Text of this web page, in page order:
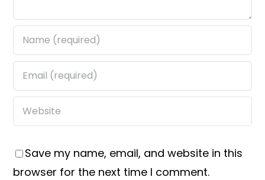
Save my name, email, and website in this
browser for the next time I comment.